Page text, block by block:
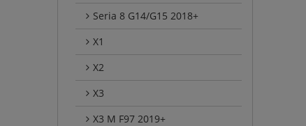
Seria 8 G14/G15 2018+
X1
X2
X3
X3 M F97 2019+